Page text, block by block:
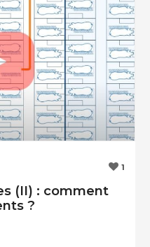
1
(II) : comment
?